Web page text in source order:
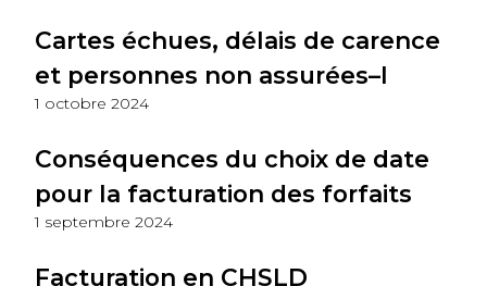
Cartes échues, délais de carence
et personnes non assurées–I
1 octobre 2024
Conséquences du choix de date
pour la facturation des forfaits
1 septembre 2024
Facturation en CHSLD